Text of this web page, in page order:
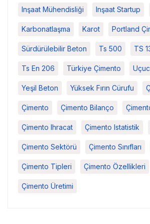
Inşaat Mühendisliği Inşaat Startup
Karbonatlaşma Karot Portland
Sürdürülebilir Beton Ts 500 TS
Ts En 206 Türkiye Çimento
Yeşil Beton Yüksek Fırın Cürufu
Çimento Çimento Bilanço
Çimento Ihracat Çimento Istatistik
Çimento Sektörü Çimento Sınıfları
Çimento Tipleri Çimento Özellikleri
Çimento Üretimi